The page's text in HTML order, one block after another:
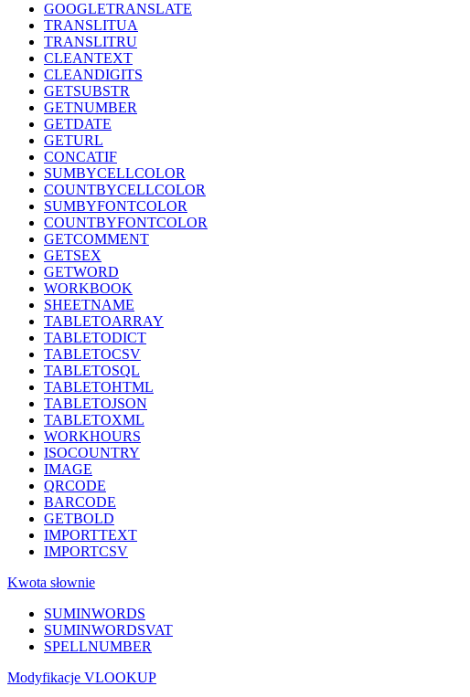
GOOGLETRANSLATE
TRANSLITUA
TRANSLITRU
CLEANTEXT
CLEANDIGITS
GETSUBSTR
GETNUMBER
GETDATE
GETURL
CONCATIF
SUMBYCELLCOLOR
COUNTBYCELLCOLOR
SUMBYFONTCOLOR
COUNTBYFONTCOLOR
GETCOMMENT
GETSEX
GETWORD
WORKBOOK
SHEETNAME
TABLETOARRAY
TABLETODICT
TABLETOCSV
TABLETOSQL
TABLETOHTML
TABLETOJSON
TABLETOXML
WORKHOURS
ISOCOUNTRY
IMAGE
QRCODE
BARCODE
GETBOLD
IMPORTTEXT
IMPORTCSV
Kwota słownie
SUMINWORDS
SUMINWORDSVAT
SPELLNUMBER
Modyfikacje VLOOKUP